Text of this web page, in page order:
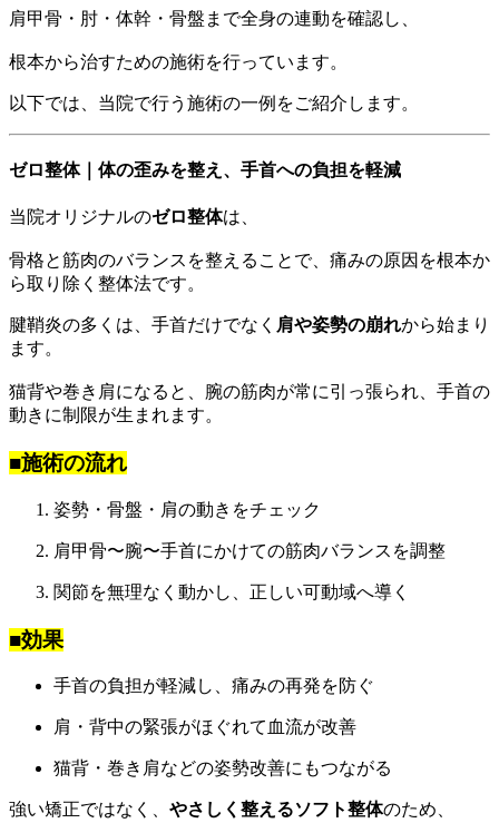
肩甲骨・肘・体幹・骨盤まで全身の連動を確認し、
根本から治すための施術を行っています。
以下では、当院で行う施術の一例をご紹介します。
ゼロ整体｜体の歪みを整え、手首への負担を軽減
当院オリジナルのゼロ整体は、
骨格と筋肉のバランスを整えることで、痛みの原因を根本か
ら取り除く整体法です。
腱鞘炎の多くは、手首だけでなく 肩や姿勢の崩れから始まり
ます。
猫背や巻き肩になると、腕の筋肉が常に引っ張られ、手首の
動きに制限が生まれます。
■施術の流れ
姿勢・骨盤・肩の動きをチェック
肩甲骨〜腕〜手首にかけての筋肉バランスを調整
関節を無理なく動かし、正しい可動域へ導く
■効果
手首の負担が軽減し、痛みの再発を防ぐ
肩・背中の緊張がほぐれて血流が改善
猫背・巻き肩などの姿勢改善にもつながる
強い矯正ではなく、 やさしく整えるソフト整体のため、